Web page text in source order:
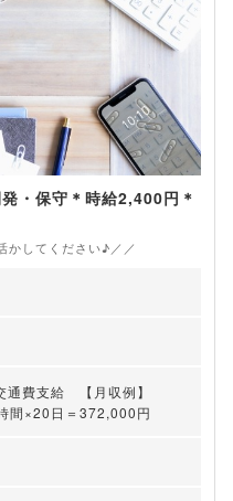
・保守＊時給2,400円＊
かしてください♪／／
通費支給 【月収例】
間×20日＝372,000円